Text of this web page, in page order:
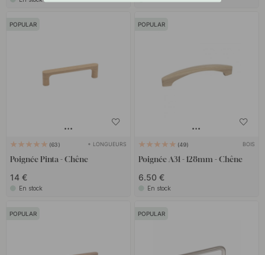
POPULAR
63 + LONGUEURS
Poignée Pinta - Chêne
14 €
En stock
POPULAR
49 BOIS
Poignée A31 - 128mm - Chêne
6.50 €
En stock
POPULAR POPULAR